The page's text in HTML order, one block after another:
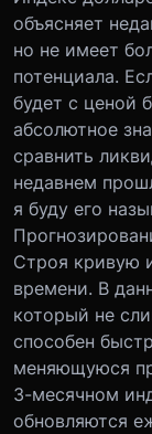
объясняет
но не имеет
потенциала.
будет с ценой
абсолютное
сравнить
недавнем
я буду его
Строя кривую
времени. В
который не
способен
меняющуюся
3-месячном
обновляются